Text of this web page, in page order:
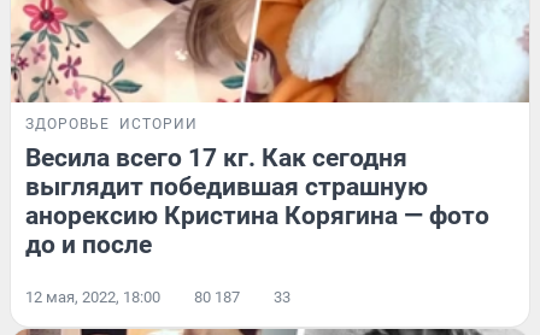
ЗДОРОВЬЕ ИСТОРИИ
Весила всего 17 кг. Как сегодня
выглядит победившая страшную
анорексию Кристина Корягина — фото
до и после
12 мая, 2022, 18:00 80 187 33